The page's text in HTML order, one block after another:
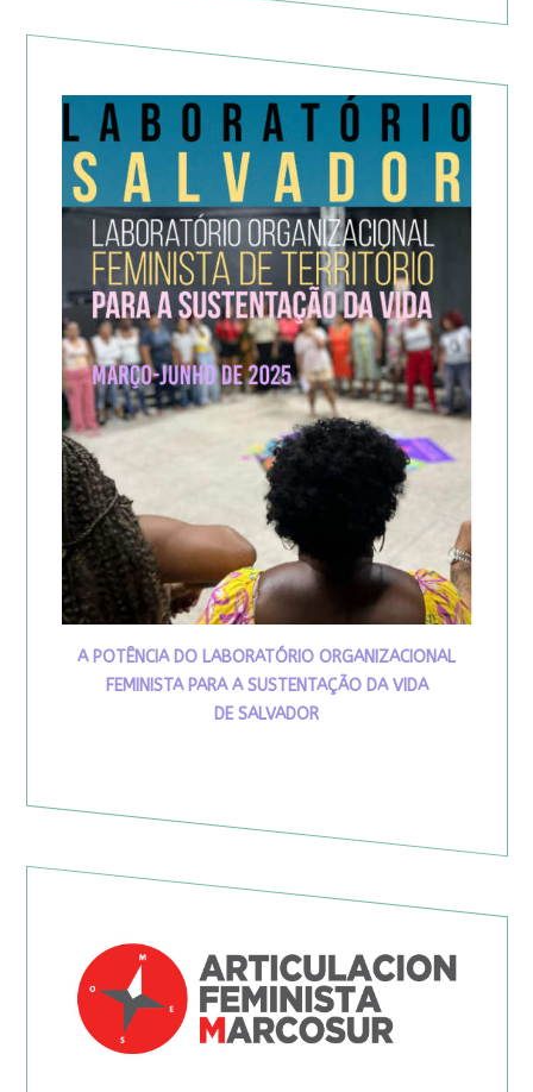
A POTÊNCIA DO LABORATÓRIO ORGANIZACIONAL
FEMINISTA PARA A SUSTENTAÇÃO DA VIDA
DE SALVADOR